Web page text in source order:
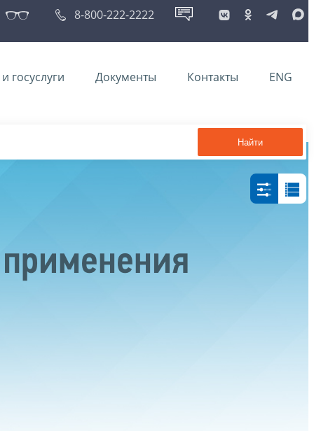
8-800-222-2222
госуслуги Документы Контакты ENG
Найти